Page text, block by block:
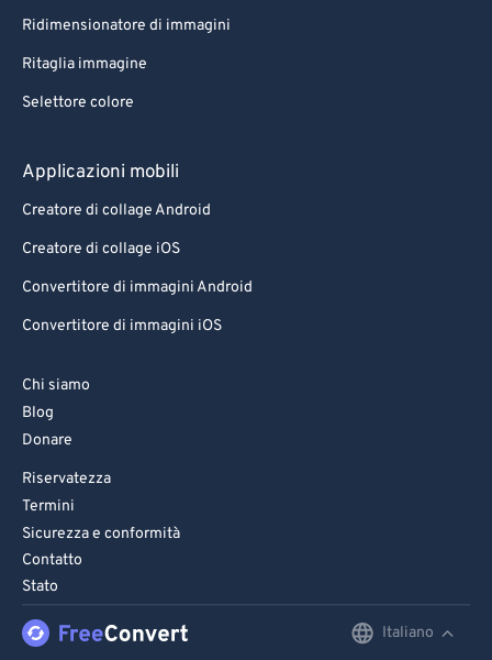
Ridimensionatore di immagini
Ritaglia immagine
Selettore colore
Applicazioni mobili
Creatore di collage Android
Creatore di collage iOS
Convertitore di immagini Android
Convertitore di immagini iOS
Chi siamo
Blog
Donare
Riservatezza
Termini
Sicurezza e conformità
Contatto
Stato
Italiano